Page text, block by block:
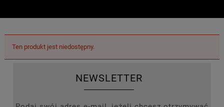
Ten produkt jest niedostępny.
NEWSLETTER